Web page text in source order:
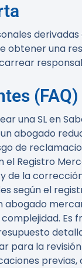
obtener una
(FAQ)
una SL en
abogado
de
el Registro
de la
según el
complejidad.
para la